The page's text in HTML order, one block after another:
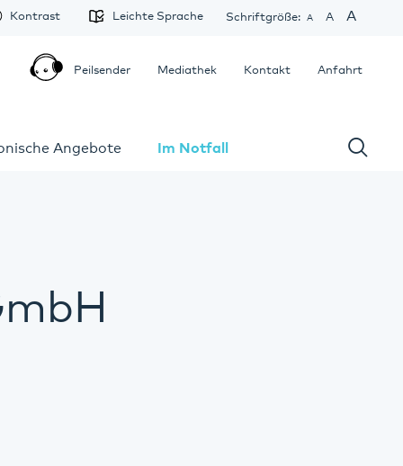
Angebote Im Notfall
Schriftgröße: A A A
Leichte Sprache
Kontrast
Anfahrt
Kontakt
Mediathek
Peilsender